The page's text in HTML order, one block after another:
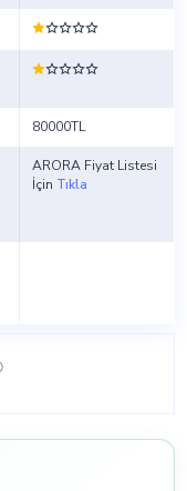
80000TL
ARORA Fiyat Listesi
İçin Tıkla